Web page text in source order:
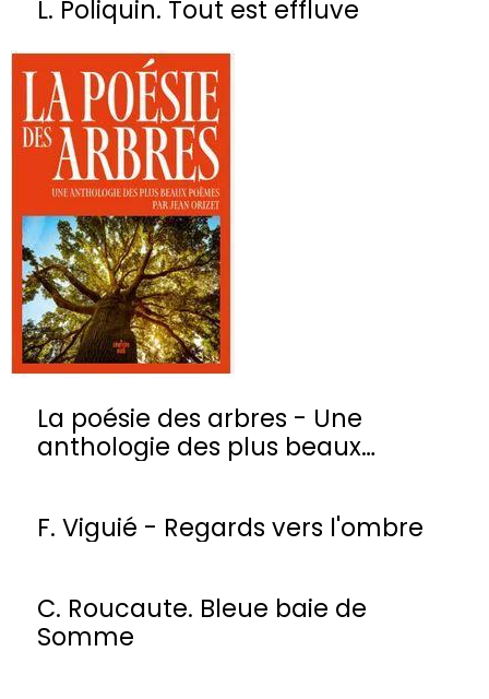
L. Poliquin. Tout est effluve
La poésie des arbres - Une
anthologie des plus beaux
F. Viguié - Regards vers l'ombre
C. Roucaute. Bleue baie de
Somme